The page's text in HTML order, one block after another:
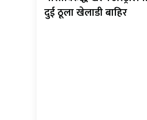
दुई ठूला खेलाडी बाहिर